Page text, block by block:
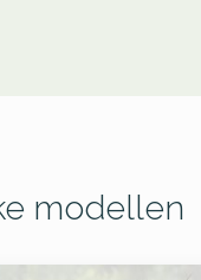
modellen